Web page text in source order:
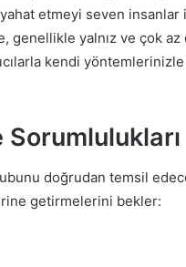
etmeyi seven insanlar
genellikle yalnız ve çok az
kendi yöntemlerinizle
doğrudan temsil
getirmelerini bekler: